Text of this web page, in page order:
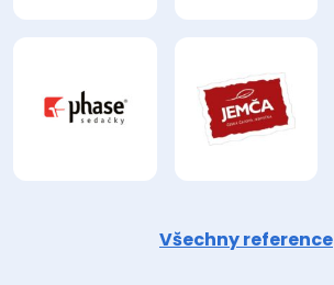
Všechny reference